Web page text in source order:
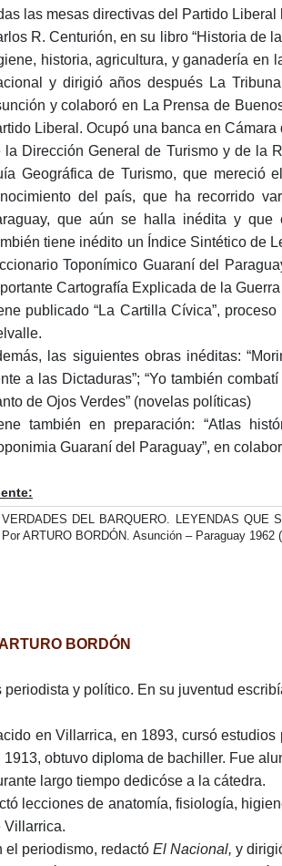
las mesas directivas del Partido Liberal
R. Centurión, en su libro “Historia de
historia, agricultura, y ganadería en
y dirigió años después La
y colaboró en La Prensa de
Liberal. Ocupó una banca en
la Dirección General de Turismo y de la
Geográfica de Turismo, que mereció
del país, que ha recorrido
que aún se halla inédita y que
tiene inédito un Índice Sintético de
Toponímico Guaraní del
Cartografía Explicada de la
publicado “La Cartilla Cívica”,
las siguientes obras inéditas:
a las Dictaduras”; “Yo también
de Ojos Verdes” (novelas políticas)
también en preparación: “Atlas
Guaraní del Paraguay”, en
VERDADES DEL BARQUERO. LEYENDAS QUE
Por ARTURO BORDÓN. Asunción – Paraguay 1962
ARTURO BORDÓN
periodista y político. En su juventud
en Villarrica, en 1893, cursó
1913, obtuvo diploma de bachiller. Fue
largo tiempo dedicóse a la cátedra.
lecciones de anatomía, fisiología,
Villarrica.
el periodismo, redactó El Nacional, y